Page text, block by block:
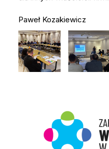
Paweł Kozakiewicz